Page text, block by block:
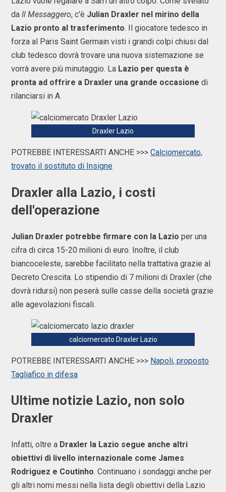
da Il Messaggero, c'è Julian Draxler nel mirino della
Lazio pronto al trasferimento. Il giocatore tedesco in
forza al Paris Saint Germain visti i grandi colpi chiusi dal
club tedesco dovrà trovare una nuova sistemazione se
vorrà avere più minutaggio. La Lazio per questa è
pronta ad offrire a Draxler una grande occasione di
rilanciarsi in A.
Draxler Lazio
POTREBBE INTERESSARTI ANCHE >>> Calciomercato,
trovato il sostituto di Insigne
Draxler alla Lazio, i costi
dell'operazione
Julian Draxler potrebbe firmare con la Lazio per una
cifra di circa 15-20 milioni di euro. Inoltre, il club
biancoceleste, sarebbe facilitato nella trattativa grazie al
Decreto Crescita. Lo stipendio di 7 milioni di Draxler (che
dovrà ridursi) non peserà sulle casse della società grazie
alle agevolazioni fiscali.
calciomercato Draxler Lazio
POTREBBE INTERESSARTI ANCHE >>> Napoli, proposto
Tagliafico in difesa
Ultime notizie Lazio, non solo
Draxler
Infatti, oltre a Draxler la Lazio segue anche altri
obiettivi di livello internazionale come James
Rodriguez e Coutinho. Continuano i sondaggi anche per
gli altri nomi messi nella lista degli obiettivi della Lazio